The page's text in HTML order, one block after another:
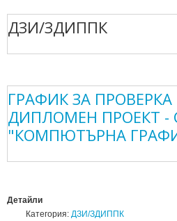
ДЗИ/ЗДИППК
ГРАФИК ЗА
ДИПЛОМЕН ПРОЕКТ -
"КОМПЮТЪРНА
Детайли
Категория: ДЗИ/ЗДИППК